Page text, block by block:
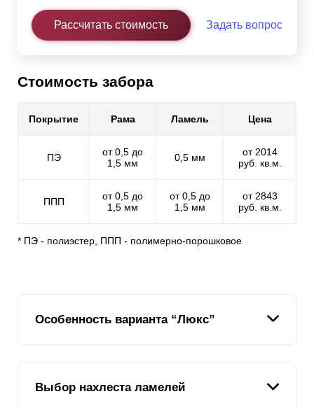
Рассчитать стоимость Задать вопрос
Стоимость забора
Покрытие Рама Ламель Цена
ПЭ
от 0,5 до
1,5 мм
0,5 мм
от 2014
руб. кв.м.
ППП
от 0,5 до
1,5 мм
от 0,5 до
1,5 мм
от 2843
руб. кв.м.
* ПЭ - полиэстер, ППП - полимерно-порошковое
Особенность варианта “Люкс”
Все заборы жалюзи представляют собой особую
конструкцию, похожую на закрытые жалюзи. Данный
Выбор нахлеста ламелей